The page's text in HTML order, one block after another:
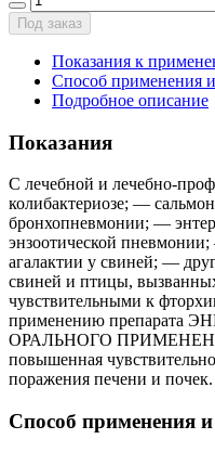
Под заказ
Показания к
Способ применения
Подробное описание
Показания
С лечебной и лечебно-
колибактериозе; —
бронхопневмонии; —
энзоотической
агалактии у свиней; —
свиней и птицы,
чувствительными к
применению препарата
ОРАЛЬНОГО
повышенная
поражения печени и почек.
Способ применения